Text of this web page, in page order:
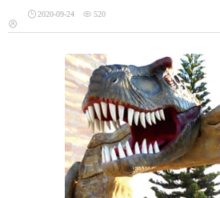

 2020-09-24  520